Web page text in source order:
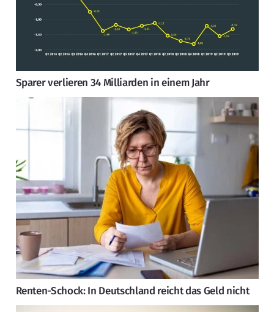
Sparer verlieren 34 Milliarden in einem Jahr
Renten-Schock: In Deutschland reicht das Geld nicht